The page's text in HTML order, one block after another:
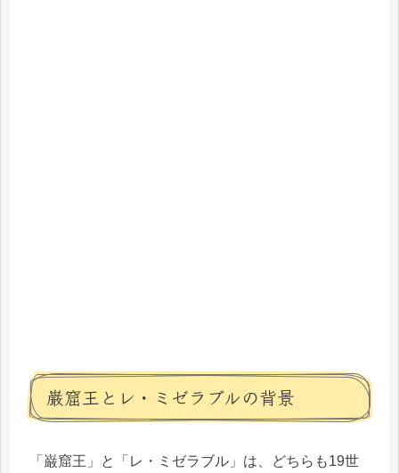
巌窟王とレ・ミゼラブルの背景
「巌窟王」と「レ・ミゼラブル」は、どちらも19世